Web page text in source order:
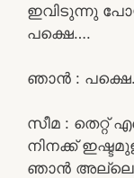
ഇവിടുന്നു
പക്ഷെ….
ഞാൻ :
സീമ : തെറ്റ്
നിനക്ക്
ഞാൻ അല്ലെ